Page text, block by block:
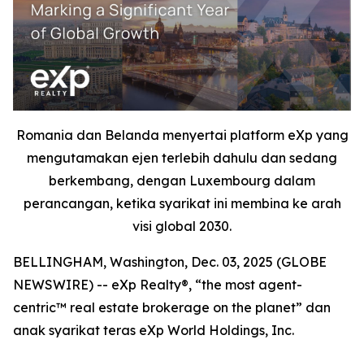
Romania dan Belanda menyertai platform eXp yang
mengutamakan ejen terlebih dahulu dan sedang
berkembang, dengan Luxembourg dalam
perancangan, ketika syarikat ini membina ke arah
visi global 2030.
BELLINGHAM, Washington, Dec. 03, 2025 (GLOBE
NEWSWIRE) -- eXp Realty®, “the most agent-
centric™ real estate brokerage on the planet” dan
anak syarikat teras eXp World Holdings, Inc.